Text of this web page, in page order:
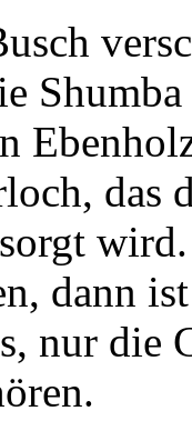
das
dann
nur die